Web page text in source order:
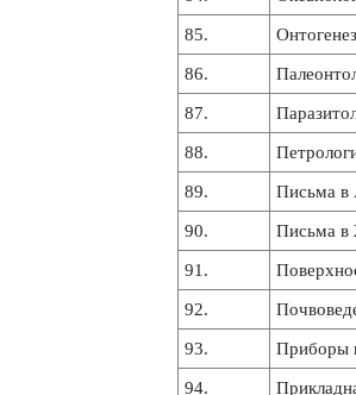
85. Онтогенез
86.
87.
88.
89. Письма в
90. Письма в
91.
92.
93. Приборы
94.